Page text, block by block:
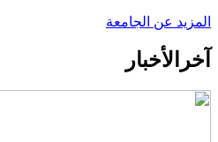
المزيد عن الجامعة
آخر الأخبار